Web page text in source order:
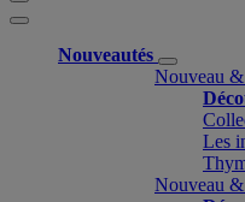
Nouveautés
Nouveau
Les
Nouveau